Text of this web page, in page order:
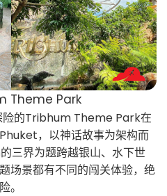
Theme Park
险的Tribhum Theme Park在
，以神话故事为架构而
三界为题跨越银山、水下世
场景都有不同的闯关体验，绝
。